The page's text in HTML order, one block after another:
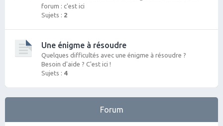
forum : c'est ici
Sujets : 2
Une énigme à résoudre
Quelques difficultés avec une énigme à résoudre ?
Besoin d'aide ? C'est ici !
Sujets : 4
Forum